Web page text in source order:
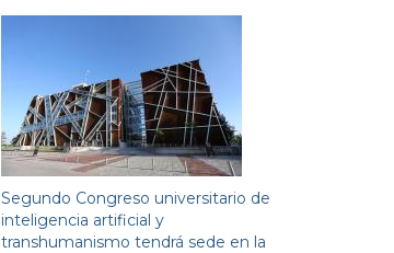
Segundo Congreso universitario de
inteligencia artificial y
transhumanismo tendrá sede en la